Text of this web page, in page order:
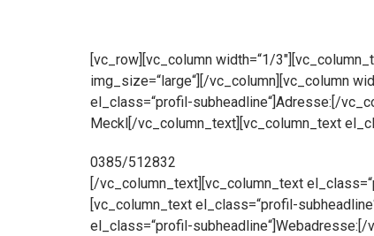
[vc_row][vc_column width=“1/
img_size=“large“][/vc_column][vc_column
el_class=“profil-subheadline“]Adresse:[/
Meckl[/vc_column_text][vc_column_text
0385/512832
[/vc_column_text][vc_column_text
[vc_column_text el_class=“profil-
el_class=“profil-